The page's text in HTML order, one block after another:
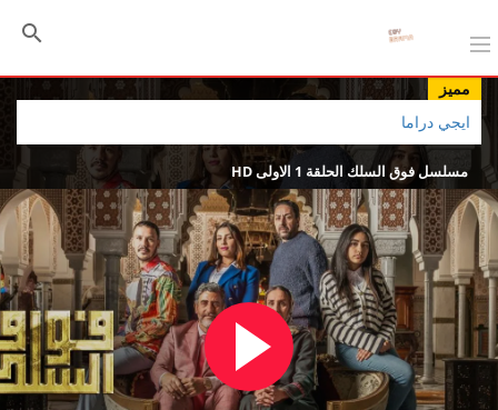
مميز
ايجي دراما
مسلسل فوق السلك الحلقة 1 الاولى HD